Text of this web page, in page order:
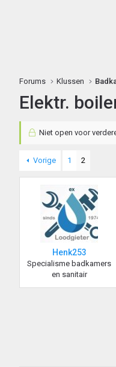
Forums Klussen
Elektr.
Niet open voor
Vorige 1 2
Henk253
Specialisme badkamers
en sanitair